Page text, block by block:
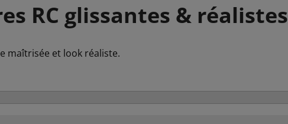
RC glissantes & réalistes
maîtrisée et look réaliste.